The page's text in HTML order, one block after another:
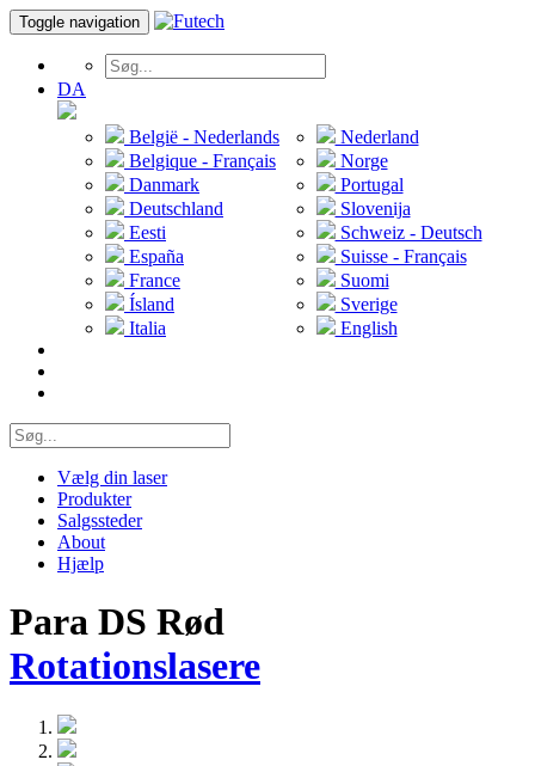
Toggle navigation
DA
België - Nederlands
Belgique - Français
Danmark
Deutschland
Eesti
España
France
Ísland
Italia
Nederland
Norge
Portugal
Slovenija
Schweiz - Deutsch
Suisse - Français
Suomi
Sverige
English
Vælg din laser
Produkter
Salgssteder
About
Hjælp
Para DS Rød
Rotationslasere